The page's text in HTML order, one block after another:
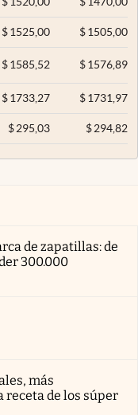
$ 1525,00 $1505,00
$ 1585,52 $1576,89
$ 1733,27 $1731,97
$ 295,03 $294,82
de zapatillas: de
300.000
más
receta de los súper